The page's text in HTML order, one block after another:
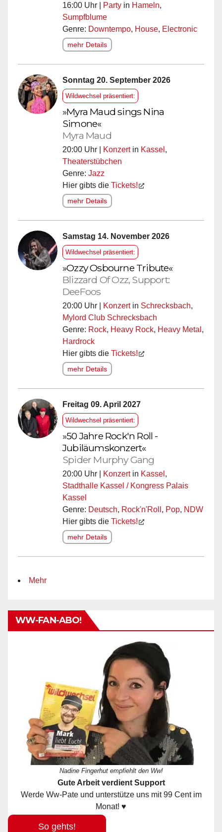
16:00 Uhr | Party in Hameln,
Sumpfblume
Genre: Downtempo, House, Electronic
mehr Details
Sonntag 20. September 2026
Wildwechsel präsentiert:
»Myra Maud sings Nina
Simone«
Myra Maud
20:00 Uhr | Konzertin Kassel ,
Theaterstübchen
Genre: Jazz
Hier gibts die Tickets!
mehr Details
Samstag 14. November 2026
Wildwechsel präsentiert:
»Ozzy Osbourne Tribute«
Blizzard Of Ozz, Support:
DeeFoos
20:00 Uhr | Konzertin Schrecksbach,
Mylord Club Schrecksbach
Genre: Rock, Heavy Rock, Heavy Metal ,
Hardrock
Hier gibts die Tickets!
mehr Details
Freitag 09. April 2027
Wildwechsel präsentiert:
»50 Jahre Rock'n Roll -
Jubiläumskonzert«
Spider Murphy Gang
20:00 Uhr | Konzertin Kassel ,
Stadthalle Kassel / Kongress Palais
Kassel
Genre: Deutsch, Rock'n'Roll , Pop, NDW
Hier gibts die Tickets!
mehr Details
Mehr
WW-FAN-ABO!
Nadine Fingerhut empfiehlt den Ww!
Gute Arbeit verdient Support
Werde Ww-Pate und unterstütze uns mit 99 Cent im
Monat! ♥
So gehts!